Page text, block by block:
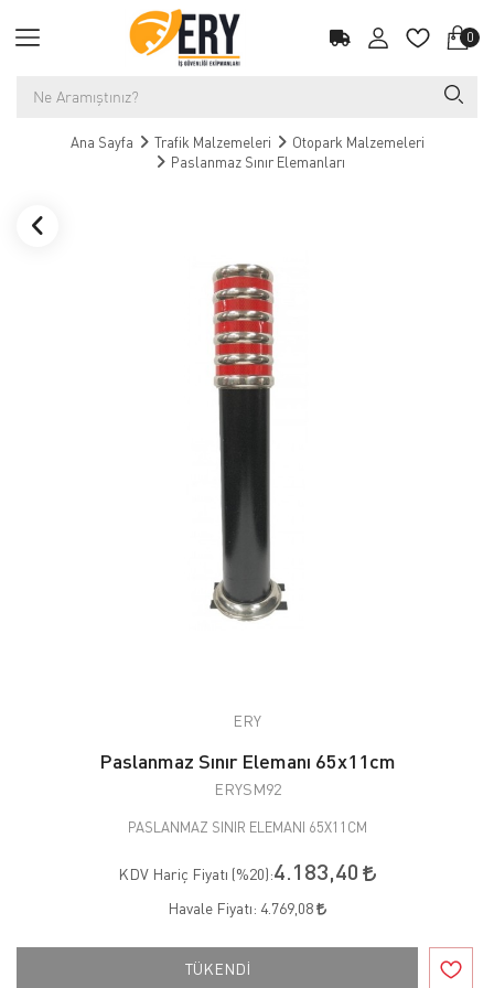
0
Ana Sayfa Trafik Malzemeleri
Otopark Malzemeleri
Paslanmaz Sınır Elemanları
ERY
Paslanmaz Sınır Elemanı 65x11cm
ERYSM92
PASLANMAZ SINIR ELEMANI 65X11CM
KDV Hariç Fiyatı (%20):4.183,40
Havale Fiyatı: 4.769,08
TÜKENDİ